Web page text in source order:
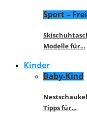
Sport –
Modelle für…
Kinder
Baby-Kind
Tipps für…